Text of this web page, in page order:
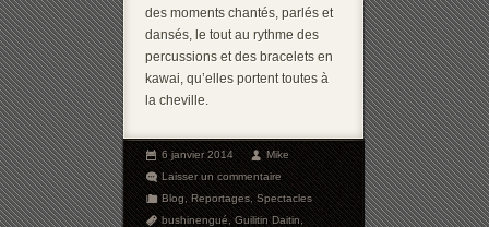
des moments chantés, parlés et
dansés, le tout au rythme des
percussions et des bracelets en
kawai, qu’elles portent toutes à
la cheville.
6 janvier 2014
Mike
Laisser un commentaire
Blog,Reportages,Spectacles
bushinengué,Guilitin Daitin,